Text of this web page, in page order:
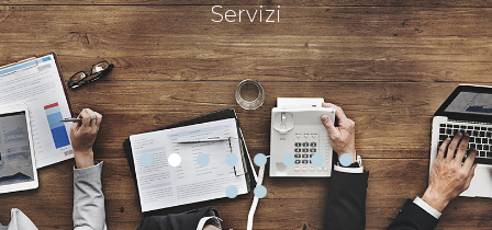
Servizi